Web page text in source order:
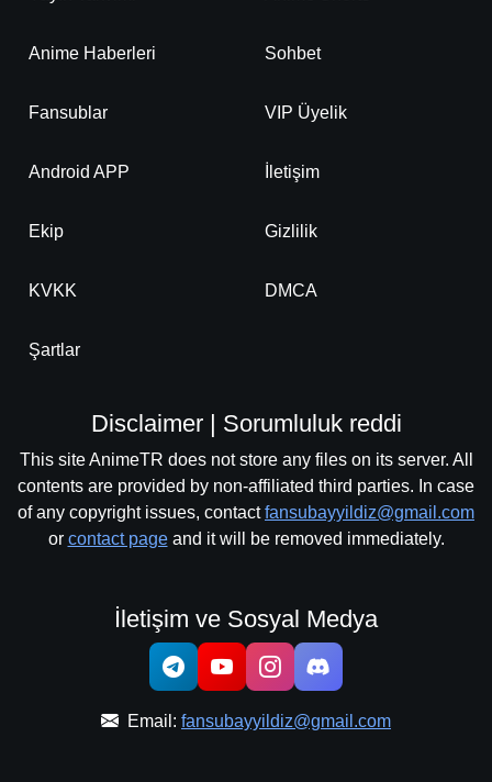
Anime Haberleri Sohbet
Fansublar VIP Üyelik
Android APP İletişim
Ekip Gizlilik
KVKK DMCA
Şartlar
Disclaimer | Sorumluluk reddi
This site AnimeTR does not store any files on its server. All
contents are provided by non-affiliated third parties. In case
of any copyright issues, contactfansubayyildiz@gmail.com
or contact pageand it will be removed immediately.
İletişim ve Sosyal Medya
Email: fansubayyildiz@gmail.com